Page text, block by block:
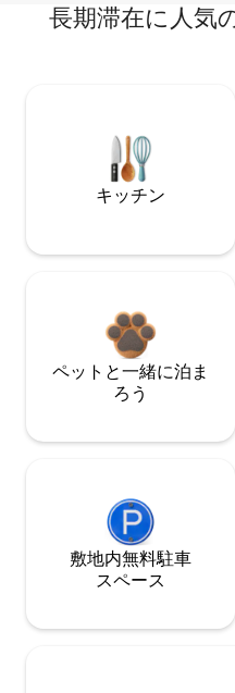
長期滞在に人気
キッチン
ペットと一緒に泊ま
ろう
敷地内無料駐⁠車
ス⁠ペ⁠ー⁠ス